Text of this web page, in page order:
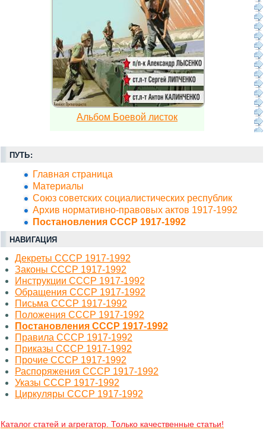
Альбом Боевой листок
ПУТЬ:
Главная страница
Материалы
Союз советских социалистических республик
Архив нормативно-правовых актов 1917-1992
Постановления СССР 1917-1992
НАВИГАЦИЯ
Декреты СССР 1917-1992
Законы СССР 1917-1992
Инструкции СССР 1917-1992
Обращения СССР 1917-1992
Письма СССР 1917-1992
Положения СССР 1917-1992
Постановления СССР 1917-1992
Правила СССР 1917-1992
Приказы СССР 1917-1992
Прочие СССР 1917-1992
Распоряжения СССР 1917-1992
Указы СССР 1917-1992
Циркуляры СССР 1917-1992
Каталог статей и агрегатор. Только качественные статьи!